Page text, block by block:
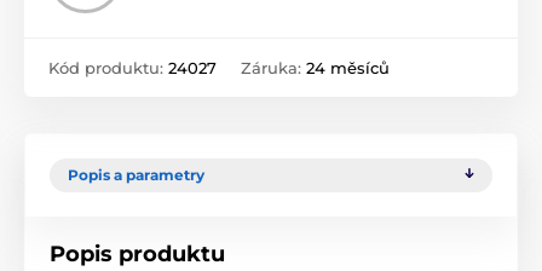
Kód produktu: 24027 Záruka: 24 měsíců
Popis a parametry
Popis produktu